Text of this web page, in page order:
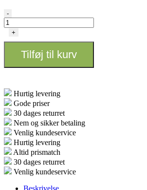
Black
Leaf®
Quartz
&
antal
-
+
Tilføj til kurv
Hurtig levering
Gode priser
30 dages returret
Nem og sikker betaling
Venlig kundeservice
Hurtig levering
Altid prismatch
30 dages returret
Venlig kundeservice